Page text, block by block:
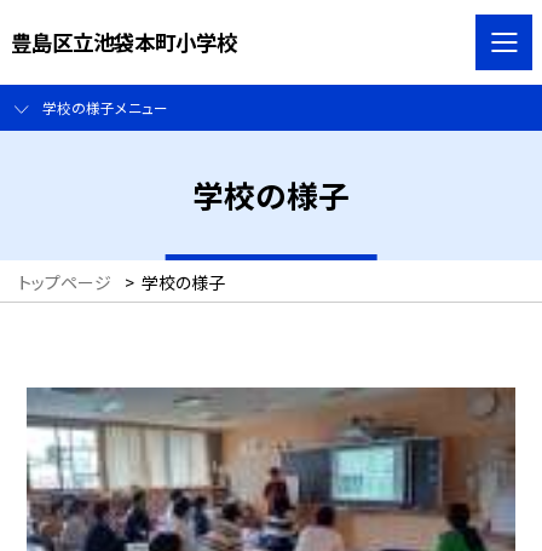
豊島区立池袋本町小学校
学校の様子メニュー
学校の様子
トップページ > 学校の様子